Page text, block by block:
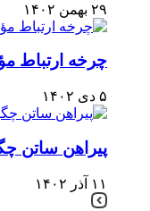
۲۹ بهمن ۱۴۰۲
چرخه ارتباط
۵ دی ۱۴۰۲
پیراهن ساتن
۱۱ آذر ۱۴۰۲